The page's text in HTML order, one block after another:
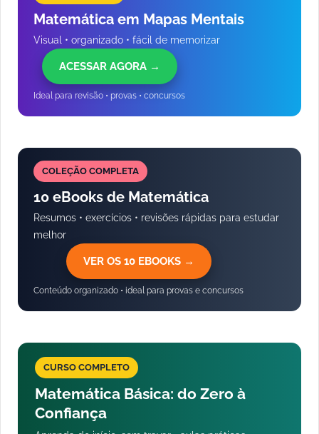
Matemática em Mapas Mentais
Visual • organizado • fácil de memorizar
ACESSAR AGORA →
Ideal para revisão • provas • concursos
COLEÇÃO COMPLETA
10 eBooks de Matemática
Resumos • exercícios • revisões rápidas para estudar
melhor
VER OS 10 EBOOKS →
Conteúdo organizado • ideal para provas e concursos
CURSO COMPLETO
Matemática Básica: do Zero à
Confiança